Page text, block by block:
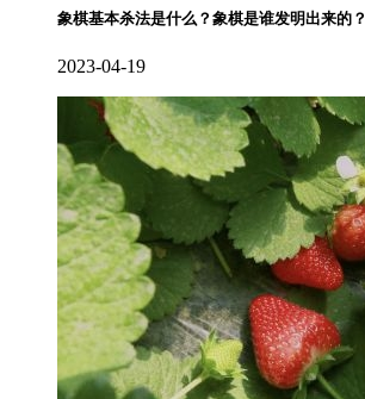
象棋基本杀法是什么？象棋是谁发明出来的？
2023-04-19